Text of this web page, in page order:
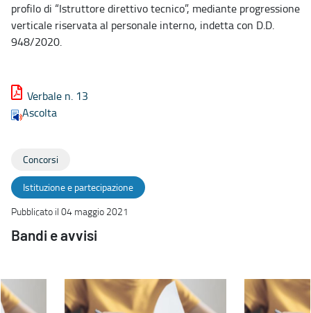
profilo di “Istruttore direttivo tecnico”, mediante progressione
verticale riservata al personale interno, indetta con D.D.
948/2020.
Verbale n. 13
Ascolta
Concorsi
Istituzione e partecipazione
Pubblicato il 04 maggio 2021
Bandi e avvisi